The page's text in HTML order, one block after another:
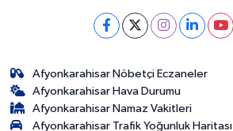
Afyonkarahisar Nöbetçi Eczaneler
Afyonkarahisar Hava Durumu
Afyonkarahisar Namaz Vakitleri
Afyonkarahisar Trafik Yoğunluk Haritası